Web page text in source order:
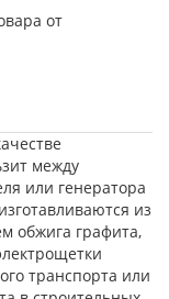
между
или генератора
из
обжига графита,
транспорта или